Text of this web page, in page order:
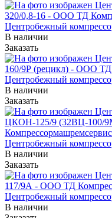
Центробежный
В наличии
Заказать
Центробежный
В наличии
Заказать
Центробежный
В наличии
Заказать
Центробежный
В наличии